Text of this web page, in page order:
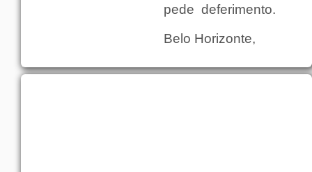
pede deferimento.
Belo Horizonte,